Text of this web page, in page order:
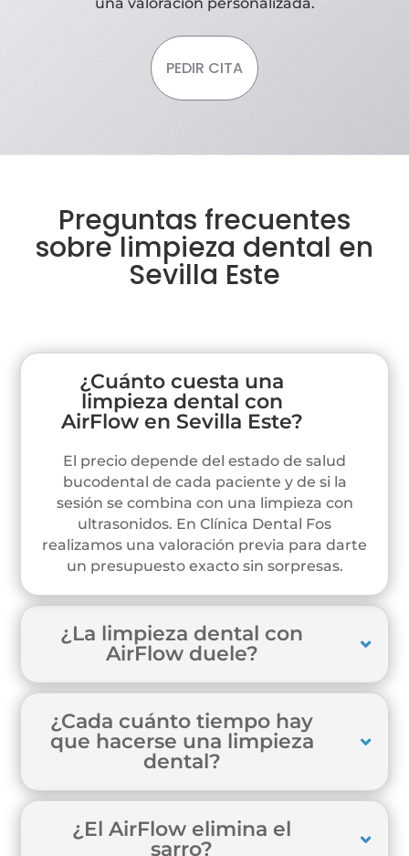
PEDIR CITA
Preguntas frecuentes
sobre limpieza dental en
Sevilla Este
¿Cuánto cuesta una
limpieza dental con
AirFlow en Sevilla Este?
El precio depende del estado de salud
bucodental de cada paciente y de si la
sesión se combina con una limpieza con
ultrasonidos. En Clínica Dental Fos
realizamos una valoración previa para darte
un presupuesto exacto sin sorpresas.
¿La limpieza dental con
AirFlow duele?
¿Cada cuánto tiempo hay
que hacerse una limpieza
dental?
¿El AirFlow elimina el
sarro?